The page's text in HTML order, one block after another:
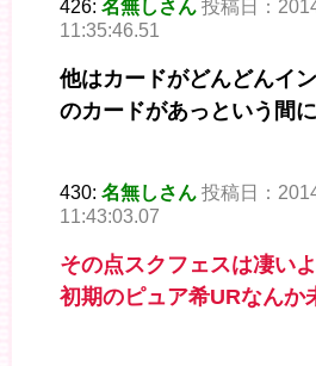
426: 名無しさん 投稿日：
11:35:46.51
他はカードがどんどんイ
のカードがあっという間
430: 名無しさん 投稿日：
11:43:03.07
その点スクフェスは凄い
初期のピュア希URなんか